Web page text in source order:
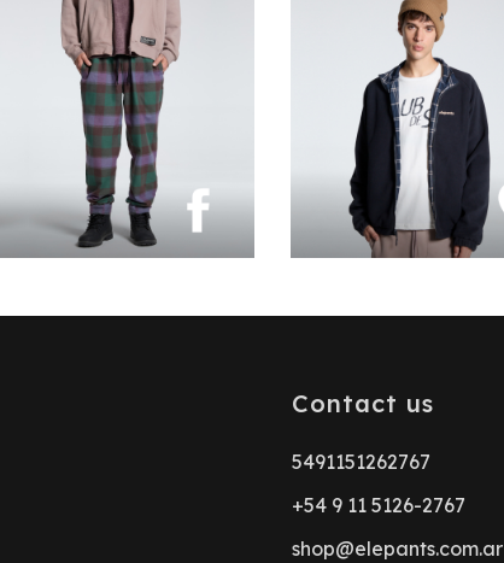
Contact us
5491151262767
+54 9 11 5126-2767
shop@elepants.com.ar